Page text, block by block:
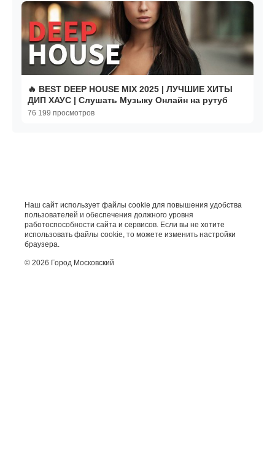
🔥 BEST DEEP HOUSE MIX 2025 | ЛУЧШИЕ ХИТЫ
ДИП ХАУС | Слушать Музыку Онлайн на рутуб
76 199 просмотров
Наш сайт использует файлы cookie для повышения удобства
пользователей и обеспечения должного уровня
работоспособности сайта и сервисов. Если вы не хотите
использовать файлы cookie, то можете изменить настройки
браузера.
© 2026 Город Московский